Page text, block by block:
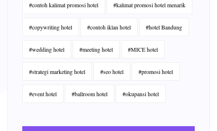
#contoh kalimat promosi hotel #kalimat promosi hotel menarik
#copywriting hotel #contoh iklan hotel #hotel Bandung
#wedding hotel #meeting hotel #MICE hotel
#strategi marketing hotel #seo hotel #promosi hotel
#event hotel #ballroom hotel #okupansi hotel